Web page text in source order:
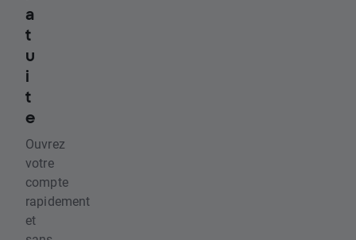
a
t
u
i
t
e
Ouvrez
votre
compte
rapidement
et